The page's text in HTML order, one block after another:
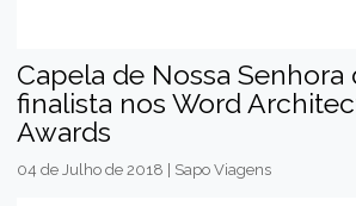
Capela de Nossa Senhora
finalista nos Word
Awards
04 de Julho de 2018 | Sapo Viagens